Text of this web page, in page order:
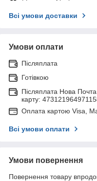
Всі умови доставки
Умови оплати
Післяплата
Готівкою
Післяплата Нова
карту:
Оплата картою Visa,
Всі умови оплати
Умови повернення
Повернення товару